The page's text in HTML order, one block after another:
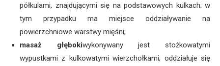
półkulami, znajdującymi się na podstawowych kulkach; w
tym przypadku ma miejsce oddziaływanie na
powierzchniowe warstwy mięśni;
masaż głębokiwykonywany jest stożkowatymi
wypustkami z kulkowatymi wierzchołkami; oddziałuje się